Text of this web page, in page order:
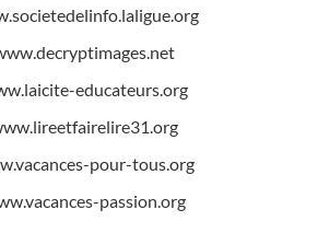
educateurs.org
pour-tous.org
passion.org